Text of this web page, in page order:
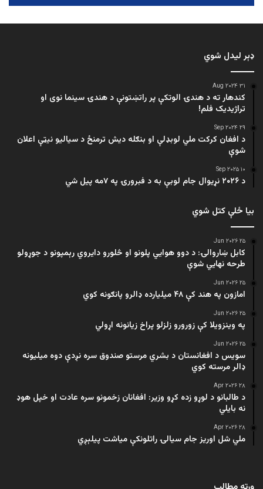
ډېر لیدل شوي
۳۱ Aug ۲۰۲۴
کندهار ته د هندۍ الوتکې پر راتښتونې د هندۍ سینما نوی او
تراژيديک فلم!
۲۹ Sep ۲۰۲۴
د افغان کرکت ملي لوبډلې او بنګله دیش ترمنځ د سیالیو نیټې اعلان
شوې
۱۰ Sep ۲۰۲۵
د ۲۰۲۶ نړیوال جام لوبې به د فبرورۍ په ۷مه پیل شي
بیا ځلې کتل شوي
۲۵ Jun ۲۰۲۶
کابل ښاروالۍ: د دوو هوايي پلونو او څلورو دایروي رېمپونو د جوړولو
طرحه نهایي شوې
۲۵ Jun ۲۰۲۶
امازون په هند کې ۴۸ میلیارده ډالرو پانګونه کوي
۲۵ Jun ۲۰۲۶
په وینزویلا کې زورورو زلزلو پراخ زیانونه اړولي
۲۵ Jun ۲۰۲۶
سویس د افغانستان د بشري مرستو صندوق سره نږدې دوه میلیونه
ډالر مرسته کوي
۲۸ Apr ۲۰۲۶
د طالبانو د لوړو زده کړو وزیر: افغانان زخمونو سره عادت او خپل هوډ
نه بایلي
۲۸ Apr ۲۰۲۶
ملي شل اوریز جام سیالۍ راتلونکې میاشت پیلېږي